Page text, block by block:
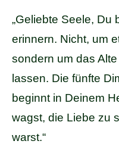
„Geliebte Seele, Du
erinnern. Nicht, um
sondern um das
lassen. Die fünfte
beginnt in Deinem
wagst, die Liebe zu
warst.“